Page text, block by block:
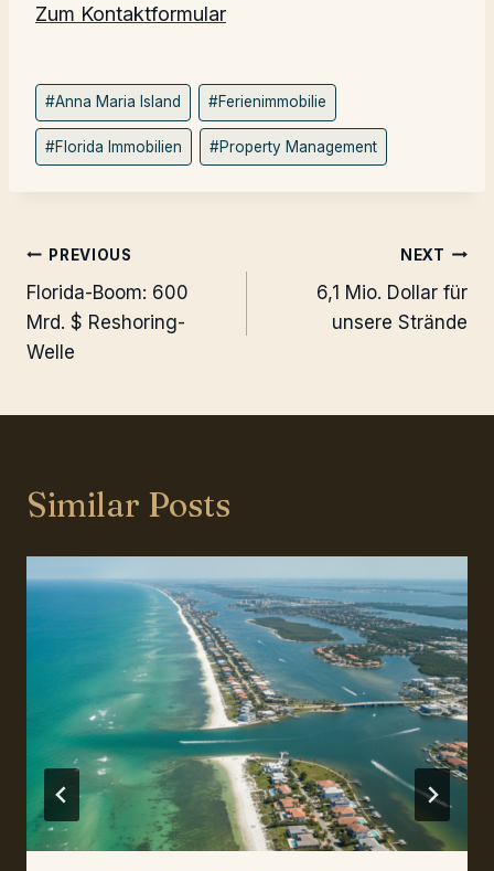
Zum Kontaktformular
Post
Tags:
#Anna Maria Island #Ferienimmobilie
#Florida Immobilien #Property Management
Post
navigation
PREVIOUS
Florida-Boom: 600
Mrd. $ Reshoring-
Welle
NEXT
6,1 Mio. Dollar für
unsere Strände
Similar Posts